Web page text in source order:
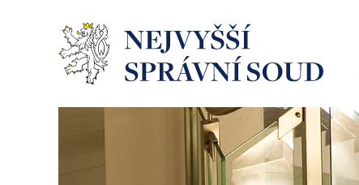
Přeskočit na hlavní obsah